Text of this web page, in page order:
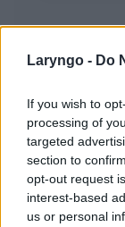
Laryngo - Do
If you wish to
processing of
targeted
section to
opt-out request
interest-based
us or personal
pojawiło
mnie gdy